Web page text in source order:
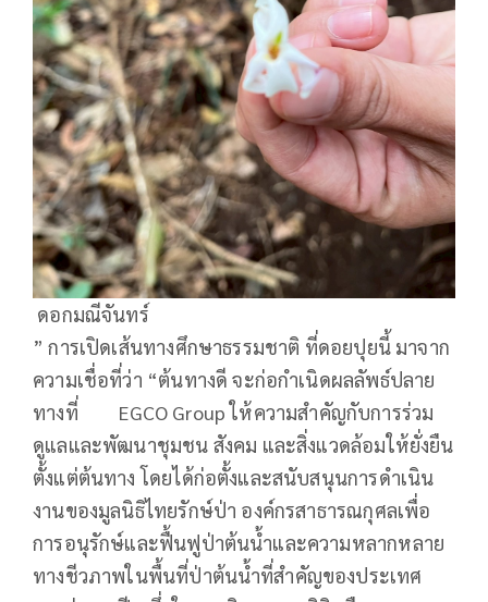
ดอกมณีจันทร์
” การเปิดเส้นทางศึกษาธรรมชาติ ที่ดอยปุยนี้ มาจาก
ความเชื่อที่ว่า “ต้นทางดี จะก่อกำเนิดผลลัพธ์ปลาย
ทางที่ EGCO Group ให้ความสำคัญกับการร่วม
ดูแลและพัฒนาชุมชน สังคม และสิ่งแวดล้อมให้ยั่งยืน
ตั้งแต่ต้นทาง โดยได้ก่อตั้งและสนับสนุนการดำเนิน
งานของมูลนิธิไทยรักษ์ป่า องค์กรสาธารณกุศลเพื่อ
การอนุรักษ์และฟื้นฟูป่าต้นน้ำและความหลากหลาย
ทางชีวภาพในพื้นที่ป่าต้นน้ำที่สำคัญของประเทศ